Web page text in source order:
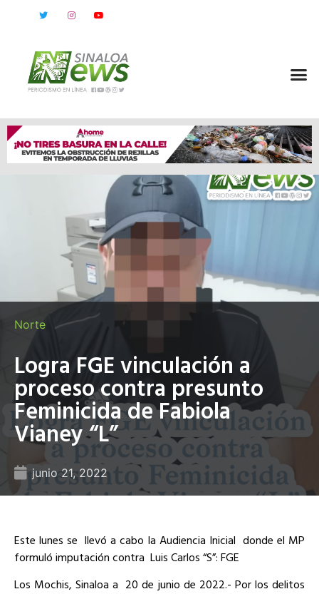
Norte
Logra FGE vinculación a
proceso contra presunto
Feminicida de Fabiola
Vianey “L”
junio 21, 2022
Este lunes se llevó a cabo la Audiencia Inicial donde el MP
formuló imputación contra Luis Carlos “S”: FGE
Los Mochis, Sinaloa a 20 de junio de 2022.- Por los delitos